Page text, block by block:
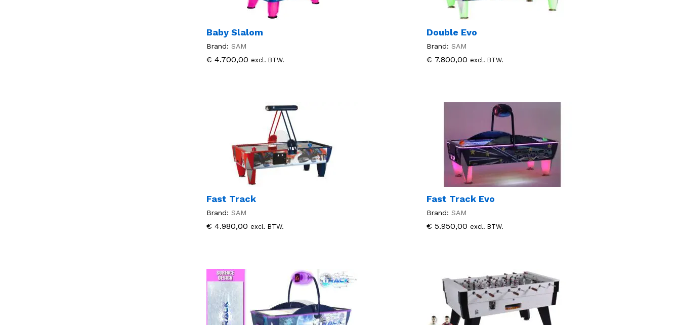
Baby Slalom
Brand: SAM
€ 4.700,00 excl. BTW.
€ 4.700,00
Double Evo
Brand: SAM
€ 7.800,00 excl. BTW.
€ 7.800,00
Fast Track
Brand: SAM
€ 4.980,00 excl. BTW.
€ 4.980,00
Fast Track Evo
Brand: SAM
€ 5.950,00 excl. BTW.
€ 5.950,00